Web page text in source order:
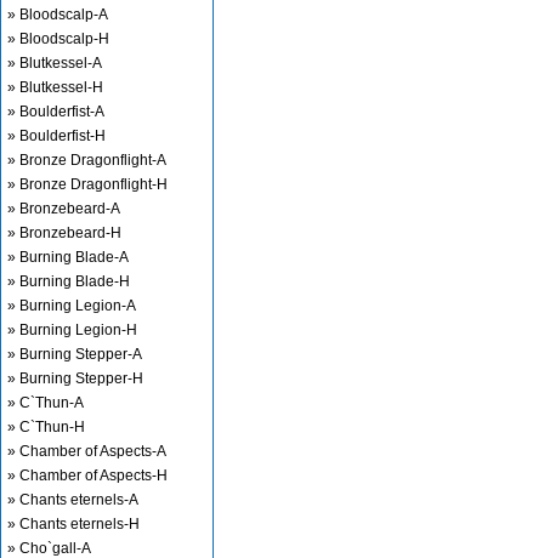
» Bloodscalp-A
» Bloodscalp-H
» Blutkessel-A
» Blutkessel-H
» Boulderfist-A
» Boulderfist-H
» Bronze Dragonflight-A
» Bronze Dragonflight-H
» Bronzebeard-A
» Bronzebeard-H
» Burning Blade-A
» Burning Blade-H
» Burning Legion-A
» Burning Legion-H
» Burning Stepper-A
» Burning Stepper-H
» C`Thun-A
» C`Thun-H
» Chamber of Aspects-A
» Chamber of Aspects-H
» Chants eternels-A
» Chants eternels-H
» Cho`gall-A